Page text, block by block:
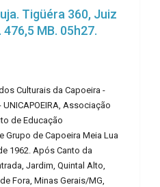
Tigüéra 360, Juiz
MB. 05h27.
Culturais da Capoeira -
Associação
de Educação
Grupo de Capoeira Meia Lua
1962. Após Canto da
Jardim, Quintal Alto,
Fora, Minas Gerais/MG,